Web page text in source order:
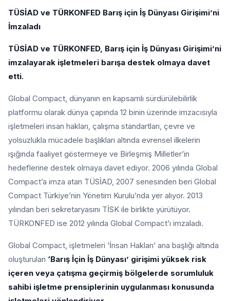
TÜSİAD ve TÜRKONFED Barış için İş Dünyası Girişimi’ni
İmzaladı
TÜSİAD ve TÜRKONFED, Barış için İş Dünyası Girişimi’ni
imzalayarak işletmeleri barışa destek olmaya davet
etti.
Global Compact, dünyanın en kapsamlı sürdürülebilirlik
platformu olarak dünya çapında 12 binin üzerinde imzacısıyla
işletmeleri insan hakları, çalışma standartları, çevre ve
yolsuzlukla mücadele başlıkları altında evrensel ilkelerin
ışığında faaliyet göstermeye ve Birleşmiş Milletler’in
hedeflerine destek olmaya davet ediyor. 2006 yılında Global
Compact’a imza atan TÜSİAD, 2007 senesinden beri Global
Compact Türkiye’nin Yönetim Kurulu’nda yer alıyor. 2013
yılından beri sekretaryasını TİSK ile birlikte yürütüyor.
TÜRKONFED ise 2012 yılında Global Compact’ı imzaladı.
Global Compact, işletmeleri ‘İnsan Hakları’ ana başlığı altında
oluşturulan ‘Barış İçin İş Dünyası’ girişimi yüksek risk
içeren veya çatışma geçirmiş bölgelerde sorumluluk
sahibi işletme prensiplerinin uygulanması konusunda